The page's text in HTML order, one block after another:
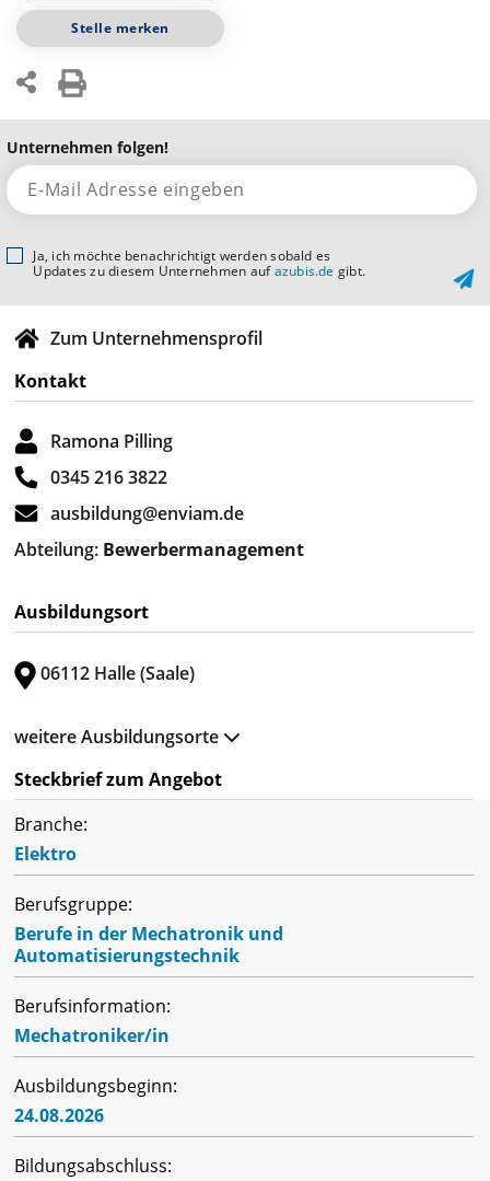
Stelle merken
Unternehmen folgen!
Ja, ich möchte benachrichtigt werden sobald es
Updates zu diesem Unternehmen aufazubis.de gibt.
Zum Unternehmensprofil
Kontakt
Ramona Pilling
0345 216 3822
ausbildung@enviam.de
Abteilung: Bewerbermanagement
Ausbildungsort
06112 Halle (Saale)
weitere Ausbildungsorte
Steckbrief zum Angebot
Branche:
Elektro
Berufsgruppe:
Berufe in der Mechatronik und
Automatisierungstechnik
Berufsinformation:
Mechatroniker/in
Ausbildungsbeginn:
24.08.2026
Bildungsabschluss: